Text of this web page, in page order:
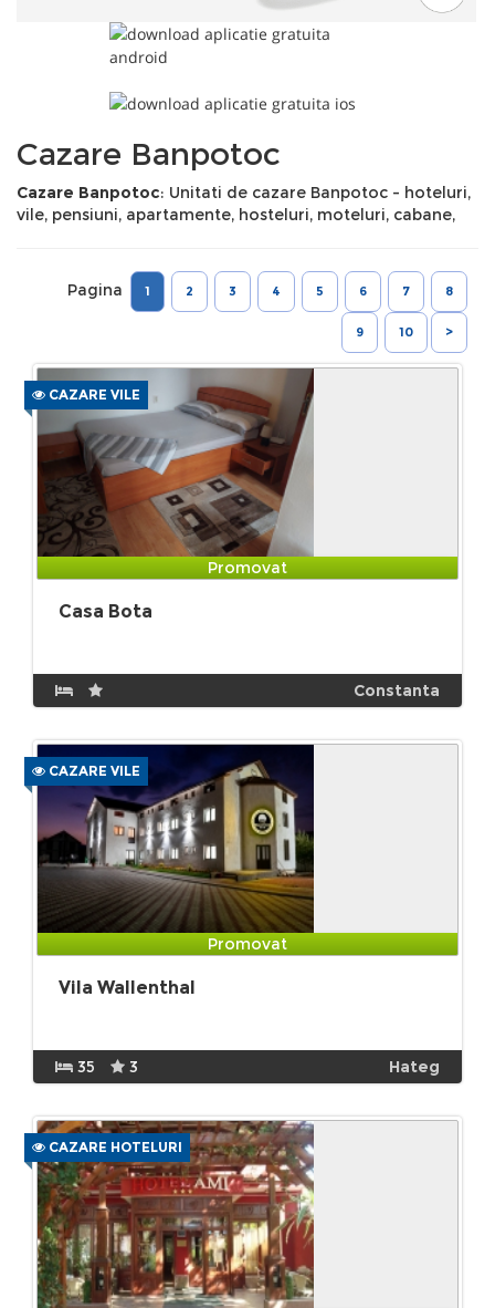
Cazare Banpotoc
Cazare Banpotoc: Unitati de cazare Banpotoc - hoteluri,
vile, pensiuni, apartamente, hosteluri, moteluri, cabane,
Pagina 1 2 3 4 5 6 7 8
9 10 >
CAZARE VILE
Promovat
Casa Bota
Constanta
CAZARE VILE
Promovat
Vila Wallenthal
35 3 Hateg
CAZARE HOTELURI